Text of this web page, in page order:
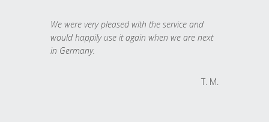
We were very pleased with the service and
would happily use it again when we are next
in Germany.
T. M.